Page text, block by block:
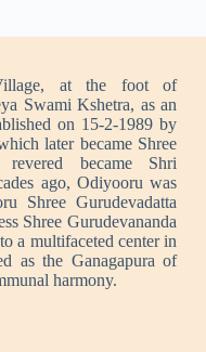
at the foot of
Swami Kshetra, as an
on 15-2-1989 by
later became Shree
revered became Shri
ago, Odiyooru was
Shree Gurudevadatta
Shree Gurudevananda
a multifaceted center in
as the Ganagapura of
harmony.